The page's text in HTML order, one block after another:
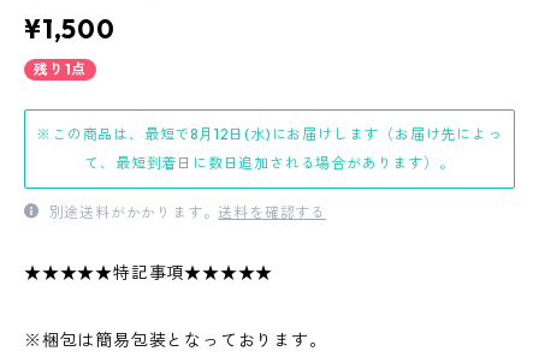
¥1,500
残り1点
※この商品は、最短で8月12日(水)にお届けします（お届け先によっ
て、最短到着日に数日追加される場合があります）。
別途送料がかかります。送料を確認する
★★★★★特記事項★★★★★
※梱包は簡易包装となっております。